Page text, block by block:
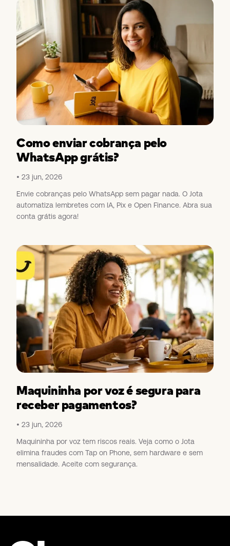
Como enviar cobrança pelo
WhatsApp grátis?
23 jun, 2026
Envie cobranças pelo WhatsApp sem pagar nada. O Jota
automatiza lembretes com IA, Pix e Open Finance. Abra sua
conta grátis agora!
Maquininha por voz é segura para
receber pagamentos?
23 jun, 2026
Maquininha por voz tem riscos reais. Veja como o Jota
elimina fraudes com Tap on Phone, sem hardware e sem
mensalidade. Aceite com segurança.